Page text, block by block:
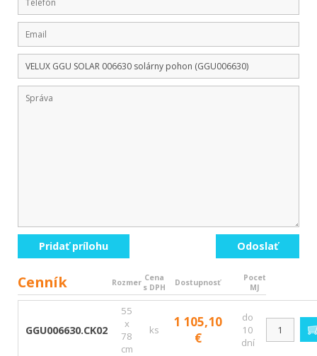
Pridať prílohu Odoslať
Cenník Rozmer Cena
s DPH
Dostupnosť
Pocet
MJ
GGU006630.CK02
55
x
78
cm
ks
1 105,10
€
do
10
dní